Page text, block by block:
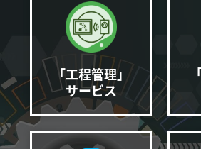
「工程管理」
サービス